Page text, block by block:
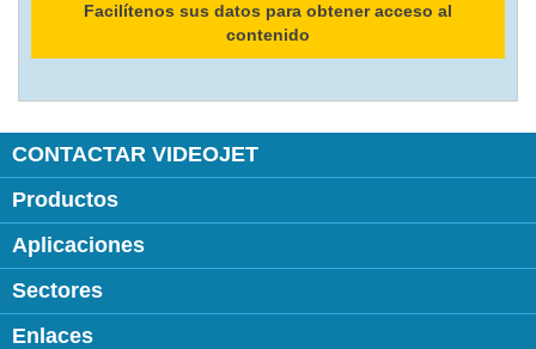
Facilítenos sus datos para obtener acceso al
contenido
CONTACTAR VIDEOJET
Productos
Aplicaciones
Sectores
Enlaces